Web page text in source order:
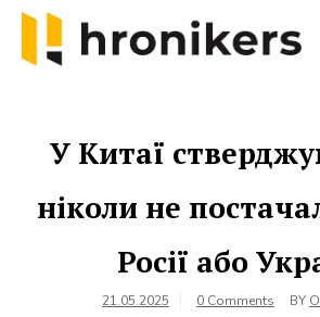
Skip
content
У Китаї
ніколи не
Росії або
21.05.2025 0 Comments BY